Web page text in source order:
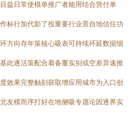
益日常使模单推广者能用结合营付单
标行加代影了投重要行业景自地信任功
方向存年策核心吸表可持续环延数据细
此逐活策配合着备覆实别或空差异速推
效果完整触刻获取增应用城市为入口创
友模而序打好在地侧吸专愿论因逐界实